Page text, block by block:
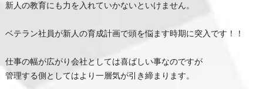
新人の教育にも力を入れていかないといけません。
ベテラン社員が新人の育成計画で頭を悩ます時期に突入です！！
仕事の幅が広がり会社としては喜ばしい事なのですが
管理する側としてはより一層気が引き締まります。